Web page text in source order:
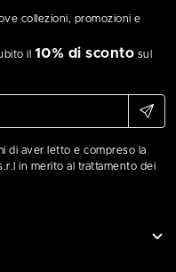
collezioni, promozioni e
il 10% di sconto sul
di aver letto e compreso la
in merito al trattamento dei